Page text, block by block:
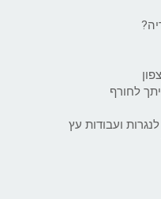
לחורף
ועבודות עץ